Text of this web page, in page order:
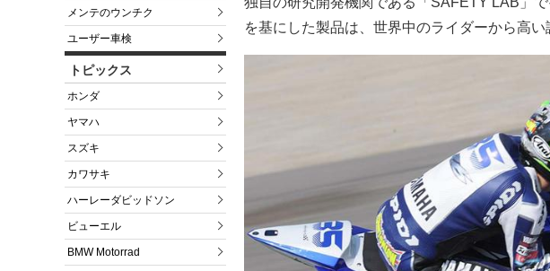
メンテのウンチク
ユーザー車検
トピックス
ホンダ
ヤマハ
スズキ
カワサキ
ハーレーダビッドソン
ビューエル
BMW Motorrad
を基にした製品は、世界中のライダーから高い